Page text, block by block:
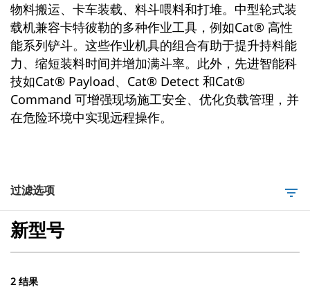
物料搬运、卡车装载、料斗喂料和打堆。中型轮式装
载机兼容卡特彼勒的多种作业工具，例如Cat® 高性
能系列铲斗。这些作业机具的组合有助于提升持料能
力、缩短装料时间并增加满斗率。此外，先进智能科
技如Cat® Payload、Cat® Detect 和Cat®
Command 可增强现场施工安全、优化负载管理，并
在危险环境中实现远程操作。
过滤选项 filter_list
新型号
2 结果